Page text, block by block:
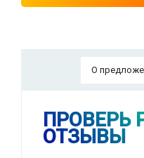
О
ПРОВЕРЬ
ОТЗЫВЫ
системой Пэй
индивидуально,